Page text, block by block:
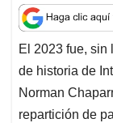
a
t
s
A
p
p
c
e
b
o
o
k
El 2023 fue, sin
de historia de
Norman
repartición de